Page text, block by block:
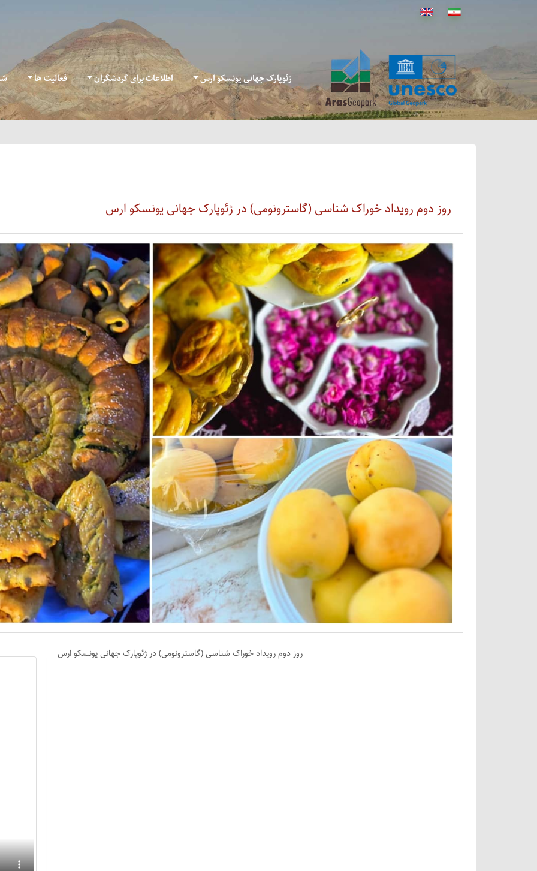
ژئوپارک جهانی یونسکو ارس اطلاعات برای گردشگران فعالیت ها
روز دوم رویداد خوراک شناسی (گاسترونومی) در ژئوپارک جهانی یونسکو ارس
روز دوم رویداد خوراک شناسی (گاسترونومی) در ژئوپارک جهانی یونسکو ارس